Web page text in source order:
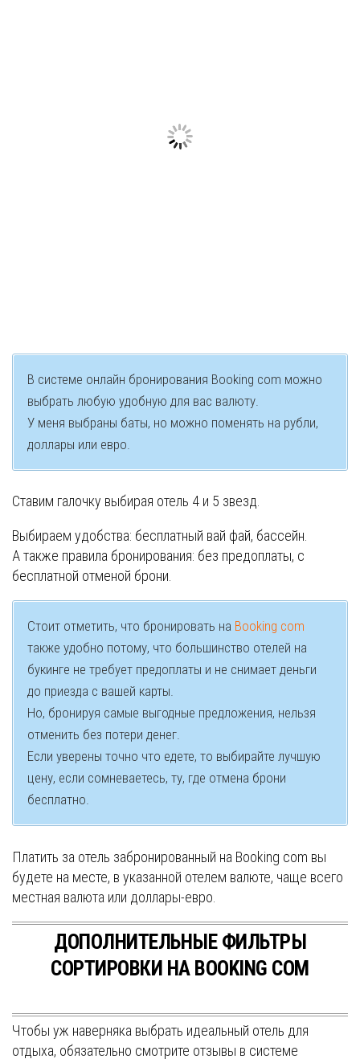
В системе онлайн бронирования Booking com можно
выбрать любую удобную для вас валюту.
У меня выбраны баты, но можно поменять на рубли,
доллары или евро.
Ставим галочку выбирая отель 4 и 5 звезд.
Выбираем удобства: бесплатный вай фай, бассейн.
А также правила бронирования: без предоплаты, с
бесплатной отменой брони.
Стоит отметить, что бронировать на Booking com
также удобно потому, что большинство отелей на
букинге не требует предоплаты и не снимает деньги
до приезда с вашей карты.
Но, бронируя самые выгодные предложения, нельзя
отменить без потери денег.
Если уверены точно что едете, то выбирайте лучшую
цену, если сомневаетесь, ту, где отмена брони
бесплатно.
Платить за отель забронированный на Booking com вы
будете на месте, в указанной отелем валюте, чаще всего
местная валюта или доллары-евро.
ДОПОЛНИТЕЛЬНЫЕ ФИЛЬТРЫ
СОРТИРОВКИ НА BOOKING COM
Чтобы уж наверняка выбрать идеальный отель для
отдыха, обязательно смотрите отзывы в системе